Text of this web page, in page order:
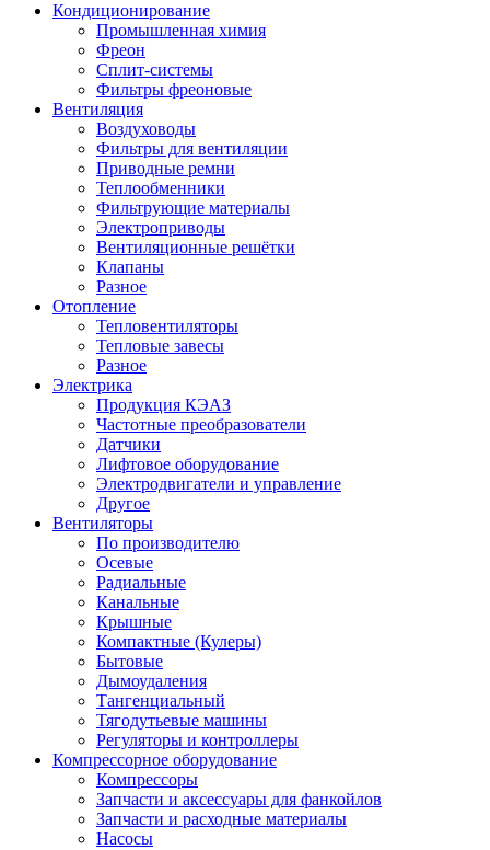
Кондиционирование
Промышленная химия
Фреон
Сплит-системы
Фильтры фреоновые
Вентиляция
Воздуховоды
Фильтры для вентиляции
Приводные ремни
Теплообменники
Фильтрующие материалы
Электроприводы
Вентиляционные решётки
Клапаны
Разное
Отопление
Тепловентиляторы
Тепловые завесы
Разное
Электрика
Продукция КЭАЗ
Частотные преобразователи
Датчики
Лифтовое оборудование
Электродвигатели и управление
Другое
Вентиляторы
По производителю
Осевые
Радиальные
Канальные
Крышные
Компактные (Кулеры)
Бытовые
Дымоудаления
Тангенциальный
Тягодутьевые машины
Регуляторы и контроллеры
Компрессорное оборудование
Компрессоры
Запчасти и аксессуары для фанкойлов
Запчасти и расходные материалы
Насосы